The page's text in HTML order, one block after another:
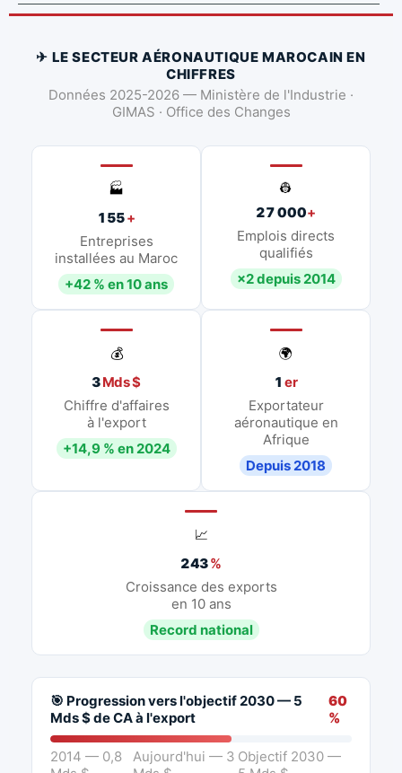
✈ LE SECTEUR AÉRONAUTIQUE MAROCAIN EN
CHIFFRES
Données 2025-2026 — Ministère de l'Industrie ·
GIMAS · Office des Changes
🏭
155+
Entreprises
installées au Maroc
+42 % en 10 ans
👷
27 000+
Emplois directs
qualifiés
×2 depuis 2014
💰
3Mds $
Chiffre d'affaires
à l'export
+14,9 % en 2024
🌍
1 er
Exportateur
aéronautique en
Afrique
Depuis 2018
📈
243%
Croissance des exports
en 10 ans
Record national
🎯 Progression vers l'objectif 2030 — 5
Mds $ de CA à l'export
60
%
2014 — 0,8
Aujourd'hui — 3 Objectif 2030 —